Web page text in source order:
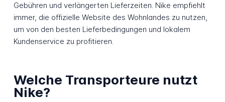
Gebühren und verlängerten Lieferzeiten. Nike empfiehlt
immer, die offizielle Website des Wohnlandes zu nutzen,
um von den besten Lieferbedingungen und lokalem
Kundenservice zu profitieren.
Welche Transporteure nutzt
Nike?